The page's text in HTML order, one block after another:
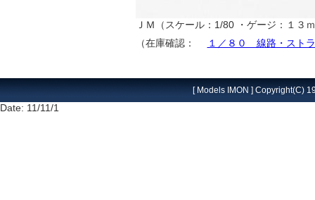
ＪＭ（スケール：1/80 ・ゲージ：１３
（在庫確認：
１／８０ 線路・スト
[ Models IMON ] Copyright(C)
Date: 11/11/1